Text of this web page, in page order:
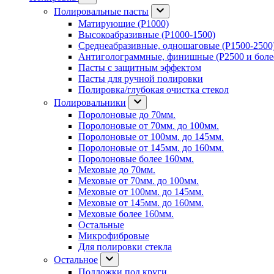
Полировальные пасты
Матирующие (P1000)
Высокоабразивные (P1000-1500)
Среднеабразивные, одношаговые (P1500-
Антиголограммные, финишные (P2500 и
Пасты с защитным эффектом
Пасты для ручной полировки
Полировка/глубокая очистка стекол
Полировальники
Поролоновые до 70мм.
Поролоновые от 70мм. до 100мм.
Поролоновые от 100мм. до 145мм.
Поролоновые от 145мм. до 160мм.
Поролоновые более 160мм.
Меховые до 70мм.
Меховые от 70мм. до 100мм.
Меховые от 100мм. до 145мм.
Меховые от 145мм. до 160мм.
Меховые более 160мм.
Остальные
Микрофибровые
Для полировки стекла
Остальное